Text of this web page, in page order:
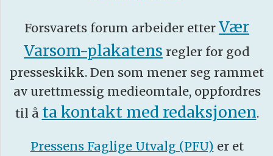
Forsvarets forum arbeider etter Vær
Varsom-plakatens regler for god
presseskikk. Den som mener seg rammet
av urettmessig medieomtale, oppfordres
til å ta kontakt med redaksjonen.
Pressens Faglige Utvalg (PFU) er et